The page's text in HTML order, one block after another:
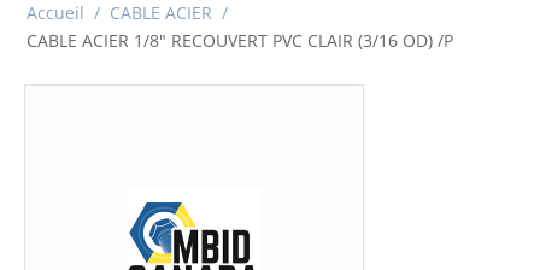
Accueil / CABLE ACIER /
CABLE ACIER 1/8" RECOUVERT PVC CLAIR (3/16 OD) /P